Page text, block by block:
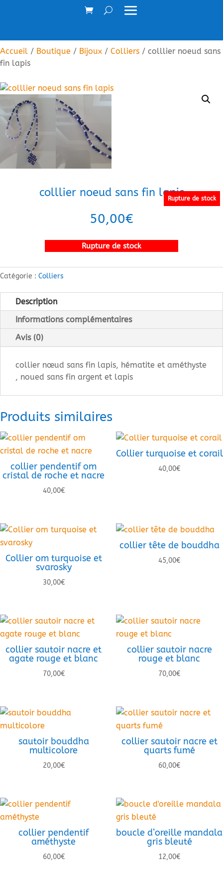
Accueil / Boutique / Bijoux / Colliers / colllier noeud sans
fin lapis
colllier noeud sans fin lapis
50,00€
Rupture de stock
Rupture de stock
Catégorie : Colliers
Description
Informations complémentaires
Avis (0)
collier nœud sans fin lapis, hématite et améthyste
, noued sans fin argent et lapis
Produits similaires
collier pendentif om
cristal de roche et nacre
40,00€
Collier turquoise et corail
40,00€
Collier om turquoise et
svarosky
30,00€
collier tête de bouddha
45,00€
collier sautoir nacre et
agate rouge et blanc
70,00€
collier sautoir nacre
rouge et blanc
70,00€
sautoir bouddha
multicolore
20,00€
collier sautoir nacre et
quarts fumé
60,00€
collier pendentif
améthyste
60,00€
boucle d’oreille mandala
gris bleuté
12,00€